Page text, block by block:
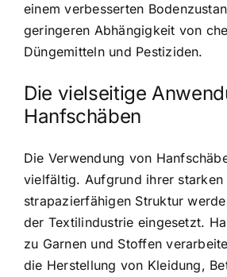
einem verbesserten
geringeren Abhängigkeit von
Düngemitteln und Pestiziden.
Die vielseitige
Hanfschäben
Die Verwendung von
vielfältig. Aufgrund ihrer starken
strapazierfähigen Struktur
der Textilindustrie eingesetzt.
zu Garnen und Stoffen
die Herstellung von Kleidung,